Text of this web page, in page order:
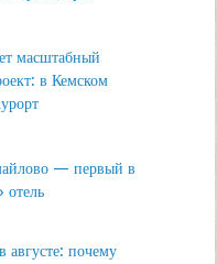
масштабный
в Кемском
— первый в
отель
августе: почему